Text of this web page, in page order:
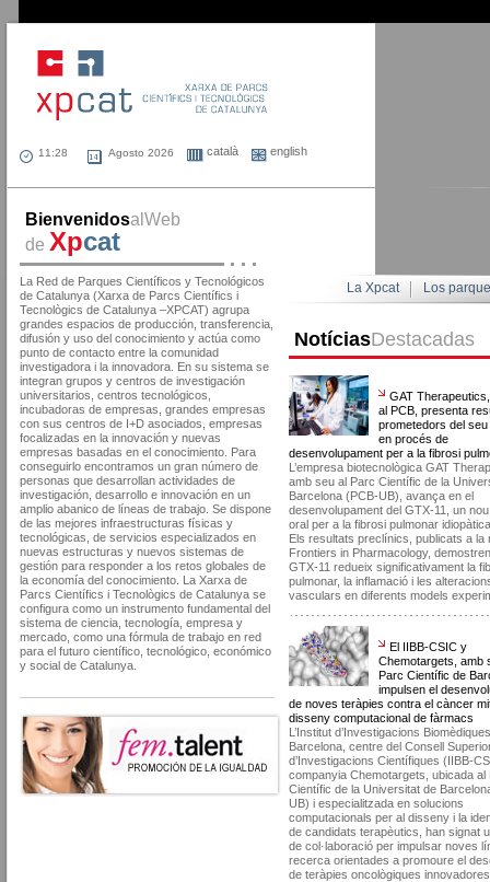
Agosto 2026 català english
BienvenidosalWeb
de Xpcat
La Red de Parques Científicos y Tecnológicos
de Catalunya (Xarxa de Parcs Científics i
Tecnològics de Catalunya –XPCAT) agrupa
grandes espacios de producción, transferencia,
difusión y uso del conocimiento y actúa como
punto de contacto entre la comunidad
investigadora i la innovadora. En su sistema se
integran grupos y centros de investigación
universitarios, centros tecnológicos,
incubadoras de empresas, grandes empresas
con sus centros de I+D asociados, empresas
focalizadas en la innovación y nuevas
empresas basadas en el conocimiento. Para
conseguirlo encontramos un gran número de
personas que desarrollan actividades de
investigación, desarrollo e innovación en un
amplio abanico de líneas de trabajo. Se dispone
de las mejores infraestructuras físicas y
tecnológicas, de servicios especializados en
nuevas estructuras y nuevos sistemas de
gestión para responder a los retos globales de
la economía del conocimiento. La Xarxa de
Parcs Científics i Tecnològics de Catalunya se
configura como un instrumento fundamental del
sistema de ciencia, tecnología, empresa y
mercado, como una fórmula de trabajo en red
para el futuro científico, tecnológico, económico
y social de Catalunya.
Los
La Xpcat
NotíciasDestacadas
GAT
al PCB, presenta
prometedors del
en procés de
desenvolupament per a la fibrosi
L’empresa biotecnològica GAT
amb seu al Parc Científic de la
Barcelona (PCB-UB), avança en el
desenvolupament del GTX-11, un
oral per a la fibrosi pulmonar
Els resultats preclínics, publicats a la
Frontiers in Pharmacology,
GTX-11 redueix significativament la
pulmonar, la inflamació i les
vasculars en diferents models
El IIBB-CSIC y
Chemotargets, amb
Parc Científic de
impulsen el
de noves teràpies contra el càncer
disseny computacional de fàrmacs
L’Institut d’Investigacions
Barcelona, centre del Consell
d’Investigacions Científiques (IIBB-
companyia Chemotargets, ubicada al
Científic de la Universitat de
UB) i especialitzada en solucions
computacionals per al disseny i la
de candidats terapèutics, han signat
de col·laboració per impulsar noves
recerca orientades a promoure el
de teràpies oncològiques